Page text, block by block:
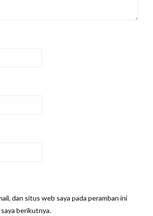
dan situs web saya pada peramban ini
berikutnya.